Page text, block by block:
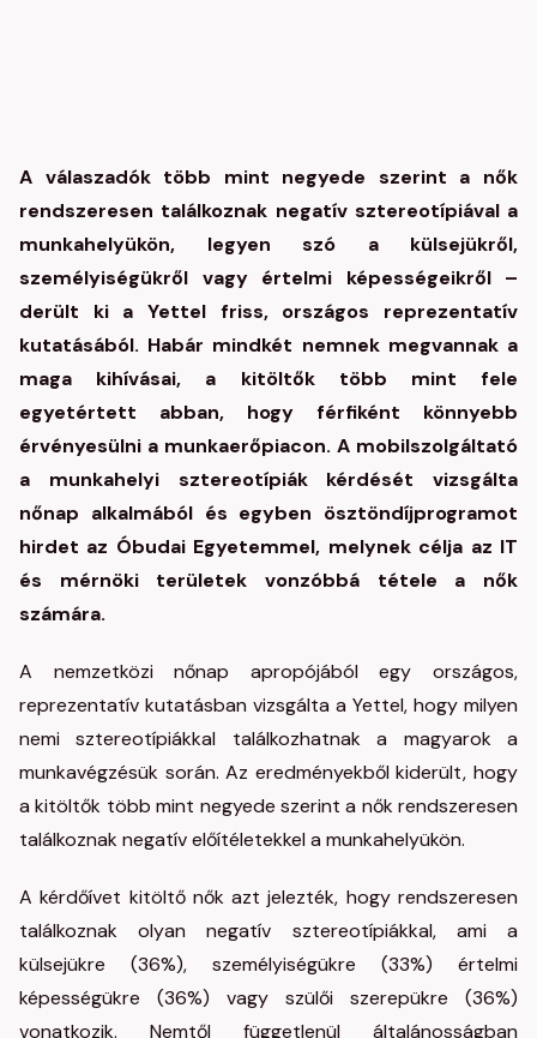
A válaszadók több mint negyede szerint a nők
rendszeresen találkoznak negatív sztereotípiával a
munkahelyükön, legyen szó a külsejükről,
személyiségükről vagy értelmi képességeikről –
derült ki a Yettel friss, országos reprezentatív
kutatásából. Habár mindkét nemnek megvannak a
maga kihívásai, a kitöltők több mint fele
egyetértett abban, hogy férfiként könnyebb
érvényesülni a munkaerőpiacon. A mobilszolgáltató
a munkahelyi sztereotípiák kérdését vizsgálta
nőnap alkalmából és egyben ösztöndíjprogramot
hirdet az Óbudai Egyetemmel, melynek célja az IT
és mérnöki területek vonzóbbá tétele a nők
számára.
A nemzetközi nőnap apropójából egy országos,
reprezentatív kutatásban vizsgálta a Yettel, hogy milyen
nemi sztereotípiákkal találkozhatnak a magyarok a
munkavégzésük során. Az eredményekből kiderült, hogy
a kitöltők több mint negyede szerint a nők rendszeresen
találkoznak negatív előítéletekkel a munkahelyükön.
A kérdőívet kitöltő nők azt jelezték, hogy rendszeresen
találkoznak olyan negatív sztereotípiákkal, ami a
külsejükre (36%), személyiségükre (33%) értelmi
képességükre (36%) vagy szülői szerepükre (36%)
vonatkozik. Nemtől függetlenül általánosságban